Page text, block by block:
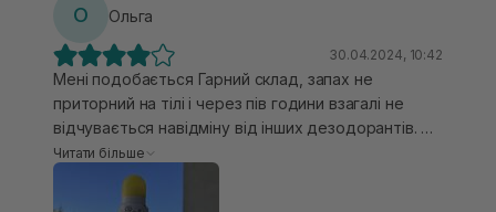
О Ольга
30.04.2024, 10:42
Мені подобається Гарний склад, запах не
приторний на тілі і через пів години взагалі не
відчувається навідміну від інших дезодорантів. На
дуже жарку погоду даного засобу буде мало, але
на весну-осінь-зиму найкращий варіант. Знімаю
зірочку за дуже сильний і задушливий запах при
Читати більше